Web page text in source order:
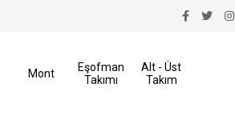
14 Gün İçerisinde İade Hakkı
Mont
Eşofman
Takımı
Alt - Üst
Takım